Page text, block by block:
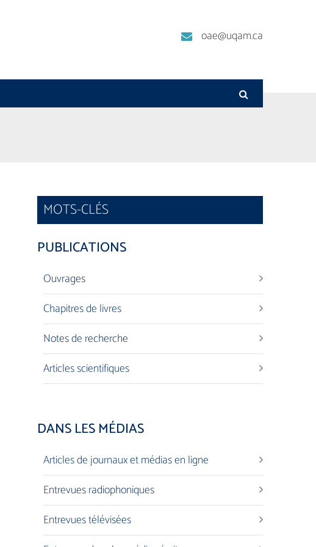
oae@uqam.ca
MOTS-CLÉS
PUBLICATIONS
Ouvrages
Chapitres de livres
Notes de recherche
Articles scientifiques
DANS LES MÉDIAS
Articles de journaux et médias en ligne
Entrevues radiophoniques
Entrevues télévisées